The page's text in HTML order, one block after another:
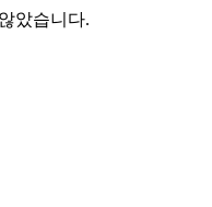
았습니다.